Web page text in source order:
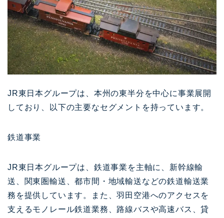
JR東日本グループは、本州の東半分を中心に事業展開
しており、以下の主要なセグメントを持っています。
鉄道事業
JR東日本グループは、鉄道事業を主軸に、新幹線輸
送、関東圏輸送、都市間・地域輸送などの鉄道輸送業
務を提供しています。また、羽田空港へのアクセスを
支えるモノレール鉄道業務、路線バスや高速バス、貸